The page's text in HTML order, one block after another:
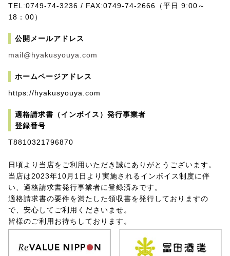
TEL:0749-74-3236 / FAX:0749-74-2666（平日 9:00～
18：00）
公開メールアドレス
mail@hyakusyouya.com
ホームページアドレス
https://hyakusyouya.com
適格請求書（インボイス）発行事業者
登録番号
T8810321796870
日頃より当店をご利用いただき誠にありがとうございます。
当店は2023年10月1日より実施されるインボイス制度に伴
い、適格請求書発行事業者に登録済みです。
適格請求書の要件を満たした領収書を発行しておりますの
で、安心してご利用くださいませ。
皆様のご利用お待ちしております。